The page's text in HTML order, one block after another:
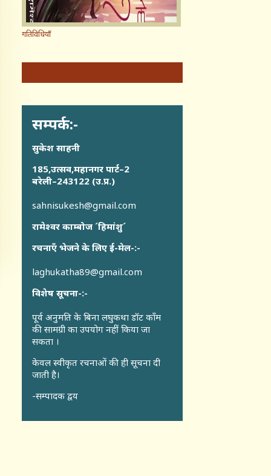
गतिविधियाँ
सम्पर्क:-
सुकेश साहनी
185,उत्सव,महानगर पार्ट–2
बरेली–243122 (उ.प्र.)
sahnisukesh@gmail.com
रामेश्वर काम्बोज ´हिमांशु´
रचनाएँ भेजने के लिए ई-मेल-:-
laghukatha89@gmail.com
विशेष सूचना-:-
पूर्व अनुमति के बिना लघुकथा डॉट कॉंम
की सामग्री का उपयोग नहीं किया जा
सकता ।
केवल स्वीकृत रचनाओं की ही सूचना दी
जाती है।
-सम्पादक द्वय